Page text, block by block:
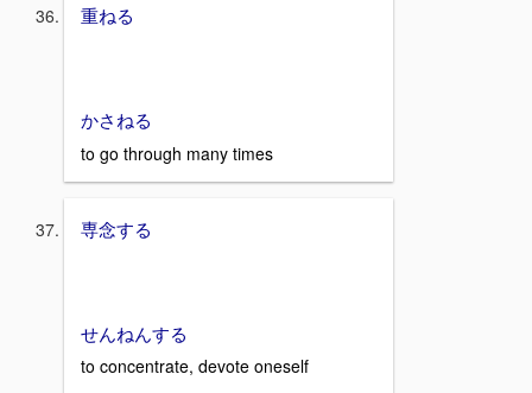
重ねる
かさねる
to go through many times
専念する
せんねんする
to concentrate, devote oneself